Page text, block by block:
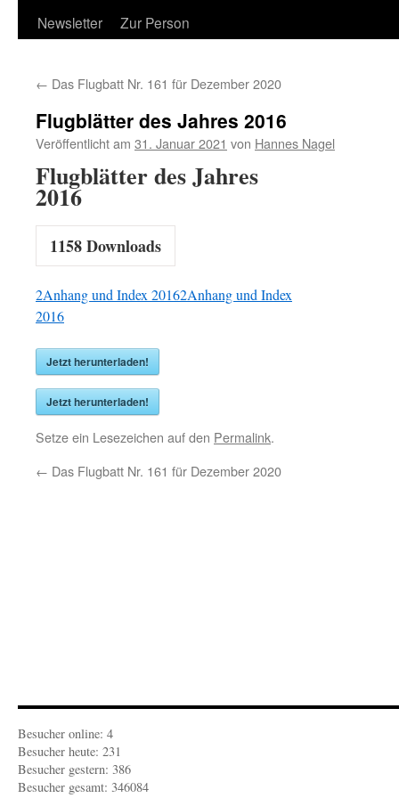
Newsletter
Zur Person
← Das Flugbatt Nr. 161 für Dezember 2020
Flugblätter des Jahres 2016
Veröffentlicht am 31. Januar 2021 von Hannes Nagel
Flugblätter des Jahres
2016
1158Downloads
2Anhang und Index 20162Anhang und Index
2016
Jetzt herunterladen!
Jetzt herunterladen!
Setze ein Lesezeichen auf den Permalink.
← Das Flugbatt Nr. 161 für Dezember 2020
Besucher online: 4
Besucher heute: 231
Besucher gestern: 386
Besucher gesamt: 346084